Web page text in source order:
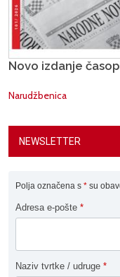
Novo izdanje
Narudžbenica
NEWSLETTER
Polja označena s * su
Adresa e-pošte *
Naziv tvrtke / udruge *